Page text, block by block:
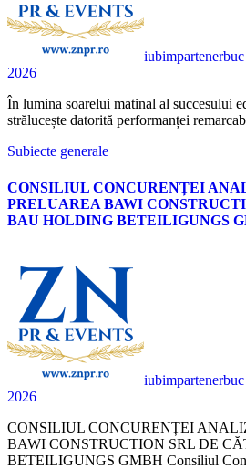
2026
În lumina soarelui matinal al succesului educațional, Brașovul
strălucește datorită performanței
Subiecte generale
CONSILIUL CONCURENȚEI
PRELUAREA BAWI
BAU HOLDING BETEILIGUNGS
2026
CONSILIUL CONCURENȚEI ANALIZEAZĂ PRELUAREA
BAWI CONSTRUCTION SRL DE
BETEILIGUNGS GMBH Consiliul